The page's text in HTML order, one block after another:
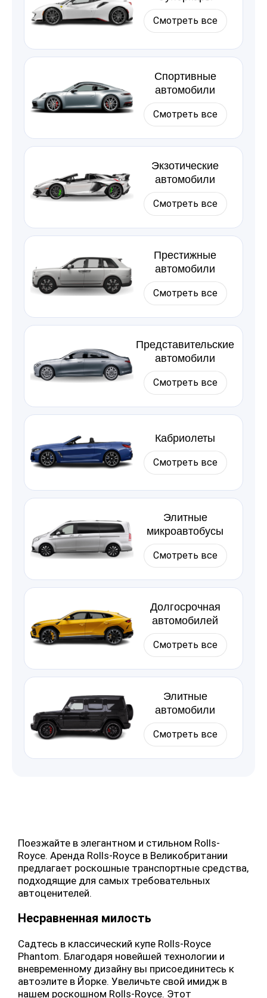
Смотреть все
Спортивные
автомобили
Смотреть все
Экзотические
автомобили
Смотреть все
Престижные
автомобили
Смотреть все
Представительские
автомобили
Смотреть все
Кабриолеты
Смотреть все
Элитные
микроавтобусы
Смотреть все
Долгосрочная
автомобилей
Смотреть все
Элитные
автомобили
Смотреть все
Поезжайте в элегантном и стильном Rolls-
Royce. Аренда Rolls-Royce в Великобритании
предлагает роскошные транспортные средства,
подходящие для самых требовательных
автоценителей.
Несравненная милость
Садтесь в классический купе Rolls-Royce
Phantom. Благодаря новейшей технологии и
вневременному дизайну вы присоединитесь к
автоэлите в Йорке. Увеличьте свой имидж в
нашем роскошном Rolls-Royce. Этот